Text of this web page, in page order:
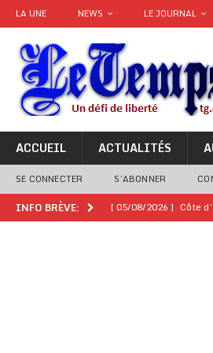
LA UNE NEWS LE JOURNAL
ACCUEIL ACTUALITÉS
SE CONNECTER S’ABONNER
INFO BRÈVE: [ 05/08/2026 ] Côte